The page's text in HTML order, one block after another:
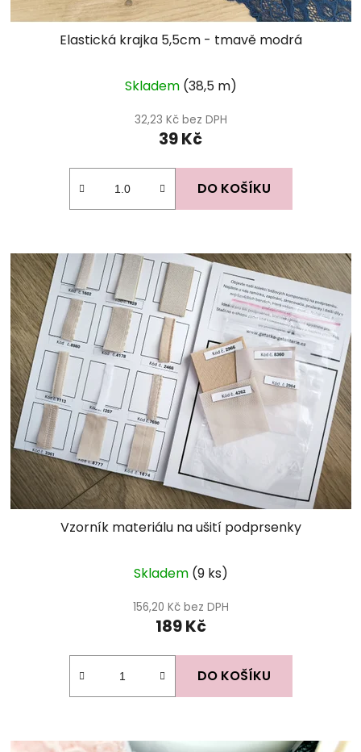
Elastická krajka 5,5cm - tmavě modrá
Skladem (38,5 m)
32,23 Kč bez DPH
39 Kč
DO KOŠÍKU
Vzorník materiálu na ušití podprsenky
Skladem (9 ks)
156,20 Kč bez DPH
189 Kč
DO KOŠÍKU